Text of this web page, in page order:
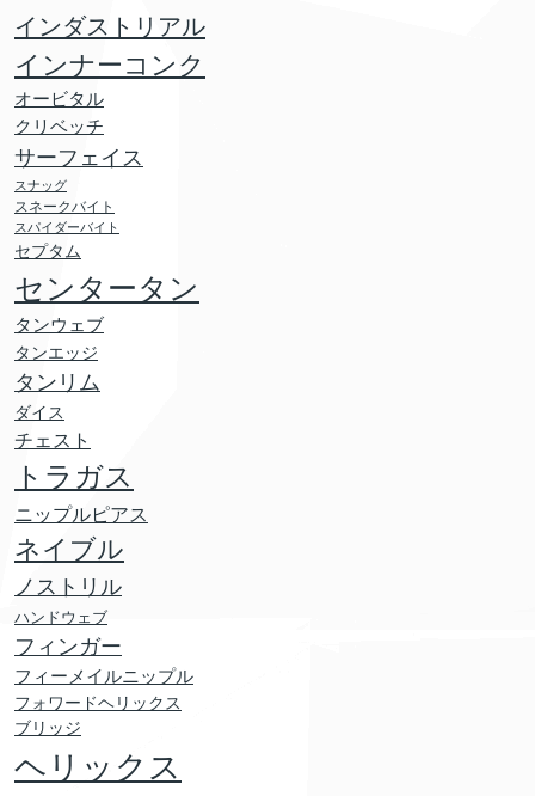
インダストリアル
インナーコンク
オービタル
クリベッチ
サーフェイス
スナッグ
スネークバイト
スパイダーバイト
セプタム
センタータン
タンウェブ
タンエッジ
タンリム
ダイス
チェスト
トラガス
ニップルピアス
ネイブル
ノストリル
ハンドウェブ
フィンガー
フィーメイルニップル
フォワードヘリックス
ブリッジ
ヘリックス